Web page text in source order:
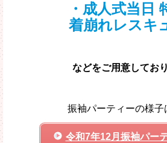
・成人式当日
着崩れレスキ
などをご用意してお
振袖パーティーの様子
令和7年12月振袖パー